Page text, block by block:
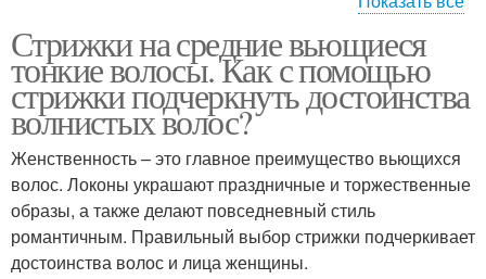
волос
волосы
Стрижки на вьющиеся
волосы
Стрижки на длинные
волосы
Стрижки для вьющихся
Стрижки для кудрявых
Стрижки на средние вьющиеся
тонкие волосы. Как с помощью
стрижки подчеркнуть достоинства
волнистых волос?
Женственность – это главное преимущество вьющихся
волос. Локоны украшают праздничные и торжественные
образы, а также делают повседневный стиль
романтичным. Правильный выбор стрижки подчеркивает
достоинства волос и лица женщины.